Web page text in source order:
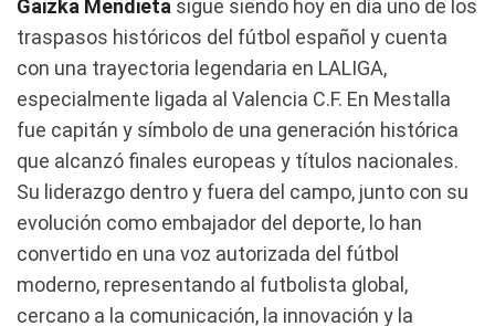
Gaizka Mendieta sigue siendo hoy en día uno de los
traspasos históricos del fútbol español y cuenta
con una trayectoria legendaria en LALIGA,
especialmente ligada al Valencia C.F. En Mestalla
fue capitán y símbolo de una generación histórica
que alcanzó finales europeas y títulos nacionales.
Su liderazgo dentro y fuera del campo, junto con su
evolución como embajador del deporte, lo han
convertido en una voz autorizada del fútbol
moderno, representando al futbolista global,
cercano a la comunicación, la innovación y la